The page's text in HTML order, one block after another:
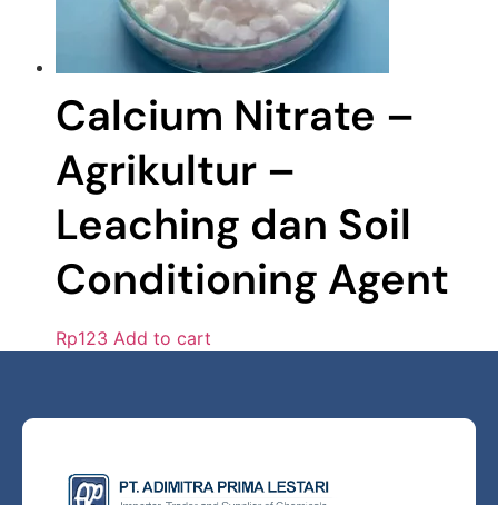
Calcium Nitrate –
Agrikultur –
Leaching dan Soil
Conditioning Agent
Rp123 Add to cart